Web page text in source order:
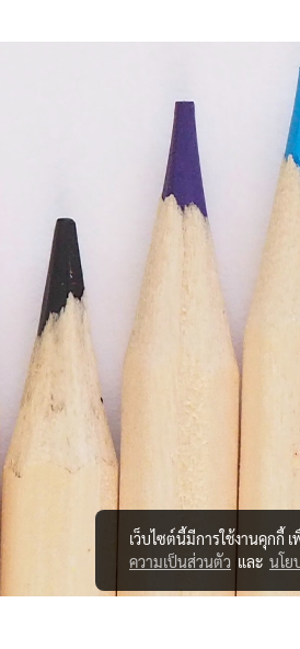
เว็บไซต์นี้มีการใช้งานคุกกี้
ความเป็นส่วนตัว และ นโย